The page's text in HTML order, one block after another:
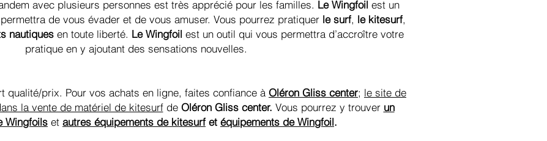
avec plusieurs personnes est très apprécié pour les familles. Le Wingfoil est un
de vous évader et de vous amuser. Vous pourrez pratiquer le surf, le kitesurf,
nautiques en toute liberté. Le Wingfoil est un outil qui vous permettra d’accroître votre
pratique en y ajoutant des sensations nouvelles.
qualité/prix. Pour vos achats en ligne, faites confiance à Oléron Gliss center; le site de
la vente de matériel de kitesurfde Oléron Gliss center. Vous pourrez y trouver un
Wingfoils et autres équipements de kitesurf et équipements de Wingfoil.